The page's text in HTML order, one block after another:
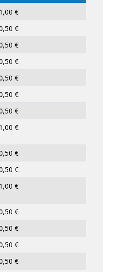
1,00 €
€
€
€
€
€
€
1,00 €
€
€
1,00 €
€
€
€
€